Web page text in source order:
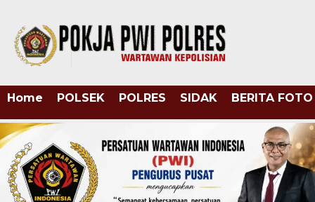
Home POLSEK POLRES SIDAK BERITA FOTO